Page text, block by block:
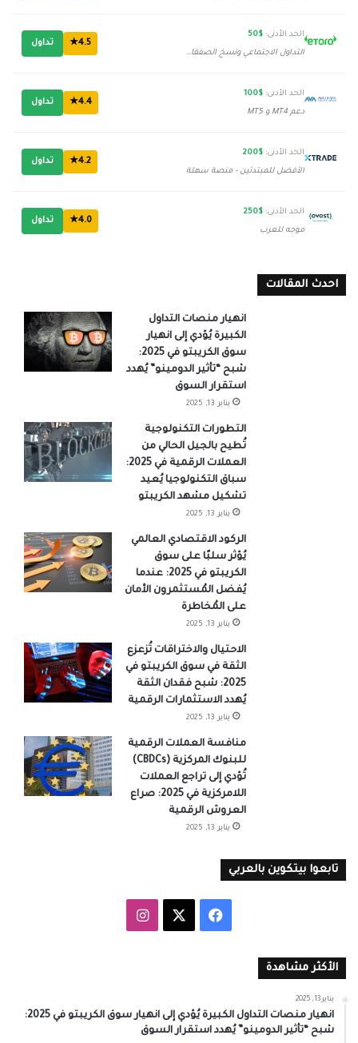
الحد الأدنى: $50
التداول الاجتماعي ونسخ الصفقات
4.5★ تداول
الحد الأدنى: $100
دعم MT4 و MT5
4.4★ تداول
الحد الأدنى: $200
الأفضل للمبتدئين - منصة سهلة
4.2★ تداول
الحد الأدنى: $250
موجه للعرب
4.0★ تداول
احدث المقالات
انهيار منصات التداول
الكبيرة يُؤدي إلى انهيار
سوق الكريبتو في 2025:
شبح “تأثير الدومينو” يُهدد
استقرار السوق
يناير 13, 2025
التطورات التكنولوجية
تُطيح بالجيل الحالي من
العملات الرقمية في 2025:
سباق التكنولوجيا يُعيد
تشكيل مشهد الكريبتو
يناير 13, 2025
الركود الاقتصادي العالمي
يُؤثر سلبًا على سوق
الكريبتو في 2025: عندما
يُفضل المُستثمرون الأمان
على المُخاطرة
يناير 13, 2025
الاحتيال والاختراقات تُزعزع
الثقة في سوق الكريبتو في
2025: شبح فقدان الثقة
يُهدد الاستثمارات الرقمية
يناير 13, 2025
منافسة العملات الرقمية
للبنوك المركزية (CBDCs)
تُؤدي إلى تراجع العملات
اللامركزية في 2025: صراع
العروش الرقمية
يناير 13, 2025
تابعوا بيتكوين بالعربي
فيسبوك انستقرام
الأكثر مشاهدة
يناير 13, 2025
انهيار منصات التداول الكبيرة يُؤدي إلى انهيار سوق الكريبتو في 2025:
شبح “تأثير الدومينو” يُهدد استقرار السوق